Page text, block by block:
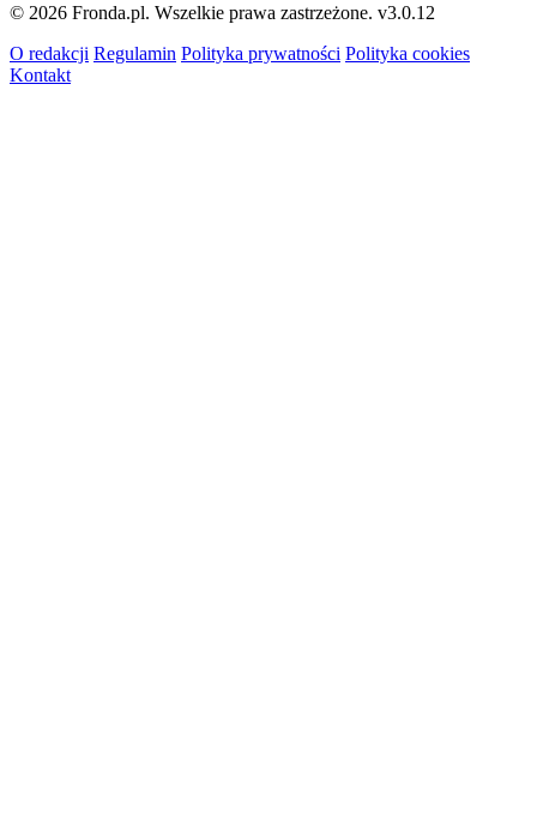
© 2026 Fronda.pl. Wszelkie prawa zastrzeżone. v3.0.12
O redakcji Regulamin Polityka prywatności Polityka cookies
Kontakt